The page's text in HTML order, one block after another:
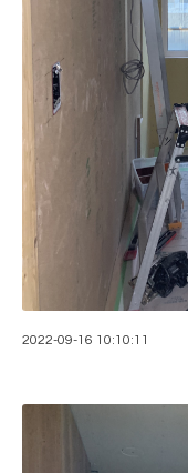
2022-09-16 10:10:11